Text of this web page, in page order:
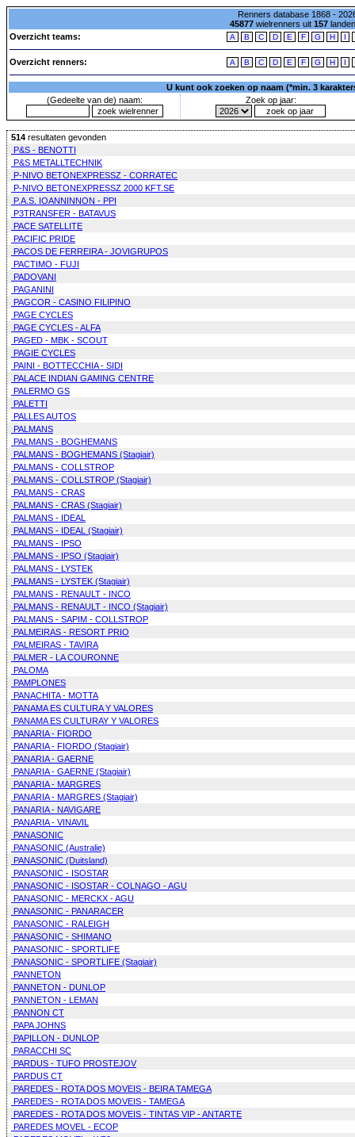
Renners database 1868 -
45877wielrenners uit 157
Overzicht teams:
A B C D E F G H I
Overzicht renners: A B C D E F G H I
U kunt ook zoeken op naam (*min. 3
(Gedeelte van de) naam:
Zoek op jaar:
514 resultaten gevonden
P&S - BENOTTI
P&S METALLTECHNIK
P-NIVO BETONEXPRESSZ - CORRATEC
P-NIVO BETONEXPRESSZ 2000 KFT.SE
P.A.S. IOANNINNON - PPI
P3TRANSFER - BATAVUS
PACE SATELLITE
PACIFIC PRIDE
PACOS DE FERREIRA - JOVIGRUPOS
PACTIMO - FUJI
PADOVANI
PAGANINI
PAGCOR - CASINO FILIPINO
PAGE CYCLES
PAGE CYCLES - ALFA
PAGED - MBK - SCOUT
PAGIE CYCLES
PAINI - BOTTECCHIA - SIDI
PALACE INDIAN GAMING CENTRE
PALERMO GS
PALETTI
PALLES AUTOS
PALMANS
PALMANS - BOGHEMANS
PALMANS - BOGHEMANS (Stagiair)
PALMANS - COLLSTROP
PALMANS - COLLSTROP (Stagiair)
PALMANS - CRAS
PALMANS - CRAS (Stagiair)
PALMANS - IDEAL
PALMANS - IDEAL (Stagiair)
PALMANS - IPSO
PALMANS - IPSO (Stagiair)
PALMANS - LYSTEK
PALMANS - LYSTEK (Stagiair)
PALMANS - RENAULT - INCO
PALMANS - RENAULT - INCO (Stagiair)
PALMANS - SAPIM - COLLSTROP
PALMEIRAS - RESORT PRIO
PALMEIRAS - TAVIRA
PALMER - LA COURONNE
PALOMA
PAMPLONES
PANACHITA - MOTTA
PANAMA ES CULTURA Y VALORES
PANAMA ES CULTURAY Y VALORES
PANARIA - FIORDO
PANARIA - FIORDO (Stagiair)
PANARIA - GAERNE
PANARIA - GAERNE (Stagiair)
PANARIA - MARGRES
PANARIA - MARGRES (Stagiair)
PANARIA - NAVIGARE
PANARIA - VINAVIL
PANASONIC
PANASONIC (Australie)
PANASONIC (Duitsland)
PANASONIC - ISOSTAR
PANASONIC - ISOSTAR - COLNAGO - AGU
PANASONIC - MERCKX - AGU
PANASONIC - PANARACER
PANASONIC - RALEIGH
PANASONIC - SHIMANO
PANASONIC - SPORTLIFE
PANASONIC - SPORTLIFE (Stagiair)
PANNETON
PANNETON - DUNLOP
PANNETON - LEMAN
PANNON CT
PAPA JOHNS
PAPILLON - DUNLOP
PARACCHI SC
PARDUS - TUFO PROSTEJOV
PARDUS CT
PAREDES - ROTA DOS MOVEIS - BEIRA TAMEGA
PAREDES - ROTA DOS MOVEIS - TAMEGA
PAREDES - ROTA DOS MOVEIS - TINTAS VIP - ANTARTE
PAREDES MOVEL - ECOP